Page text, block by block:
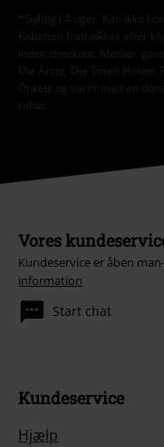
*Gyldig i 4 uger. Kan ikke
Rabatten fratrækkes efter
inden checkout. Medier,
Die Ärzte, Die Toten
Onkelz og varer med en
rabat.
Vores
Kundeservice er åben
information
Start chat
Kundeservice
Hjælp